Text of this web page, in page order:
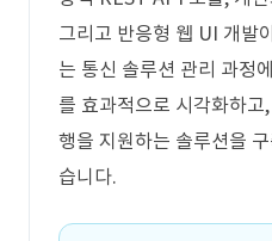
그리고 반응형 웹 UI 개발
는 통신 솔루션 관리 과정
를 효과적으로 시각화하
행을 지원하는 솔루션을
습니다.